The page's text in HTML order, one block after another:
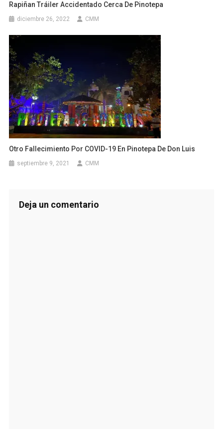
Rapiñan Tráiler Accidentado Cerca De Pinotepa
diciembre 26, 2022 CMM
Otro Fallecimiento Por COVID-19 En Pinotepa De Don Luis
septiembre 9, 2021 CMM
Deja un comentario